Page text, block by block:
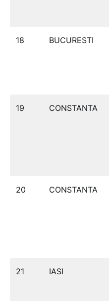
18 BUCURESTI
19 CONSTANTA
20 CONSTANTA
21 IASI